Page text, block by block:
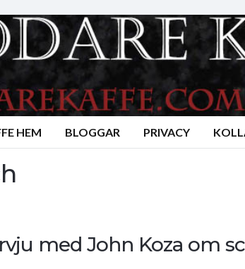
HEM BLOGGAR PRIVACY
med John Koza om